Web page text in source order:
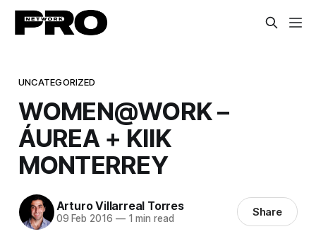
UNCATEGORIZED
WOMEN@WORK –
ÁUREA + KIIK
MONTERREY
Arturo Villarreal Torres
09 Feb 2016 —1 min read Share